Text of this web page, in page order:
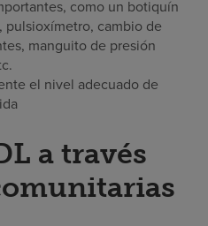
como un botiquín
pulsioxímetro, cambio de
manguito de presión
el nivel adecuado de
a través